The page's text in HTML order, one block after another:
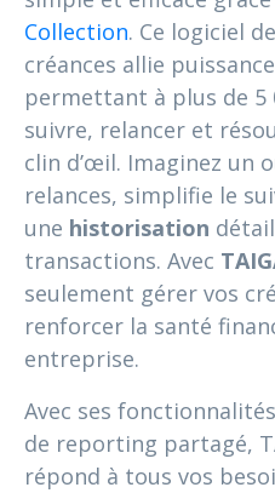
Collection. Ce logiciel
créances allie
permettant à plus de 5
suivre, relancer et
clin d’œil. Imaginez un
relances, simplifie le
une historisation
transactions. Avec
seulement gérer vos
renforcer la santé
entreprise.
Avec ses
de reporting partagé,
répond à tous vos